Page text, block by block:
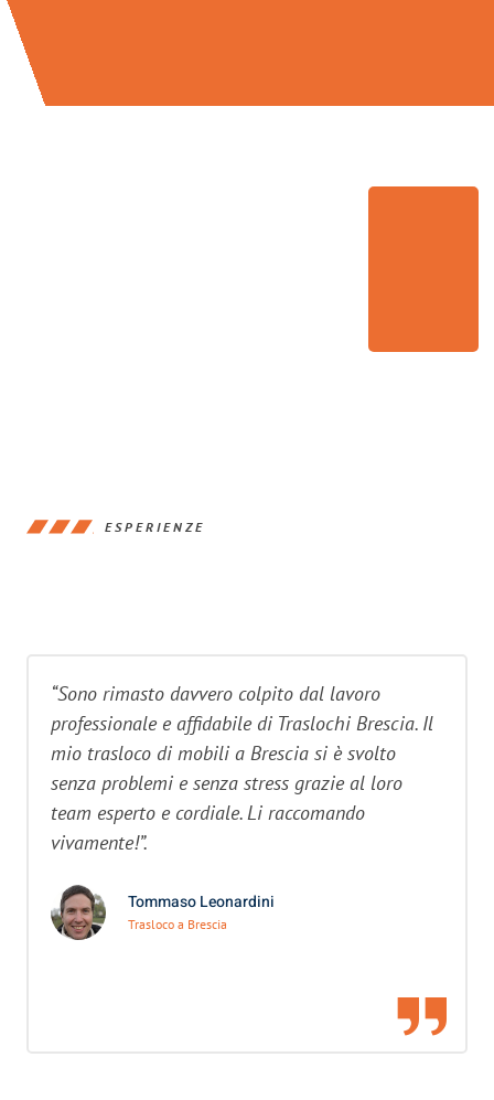
ESPERIENZE
“Sono rimasto davvero colpito dal lavoro
professionale e affidabile di Traslochi Brescia. Il
mio trasloco di mobili a Brescia si è svolto
senza problemi e senza stress grazie al loro
team esperto e cordiale. Li raccomando
vivamente!”.
Tommaso Leonardini
Trasloco a Brescia